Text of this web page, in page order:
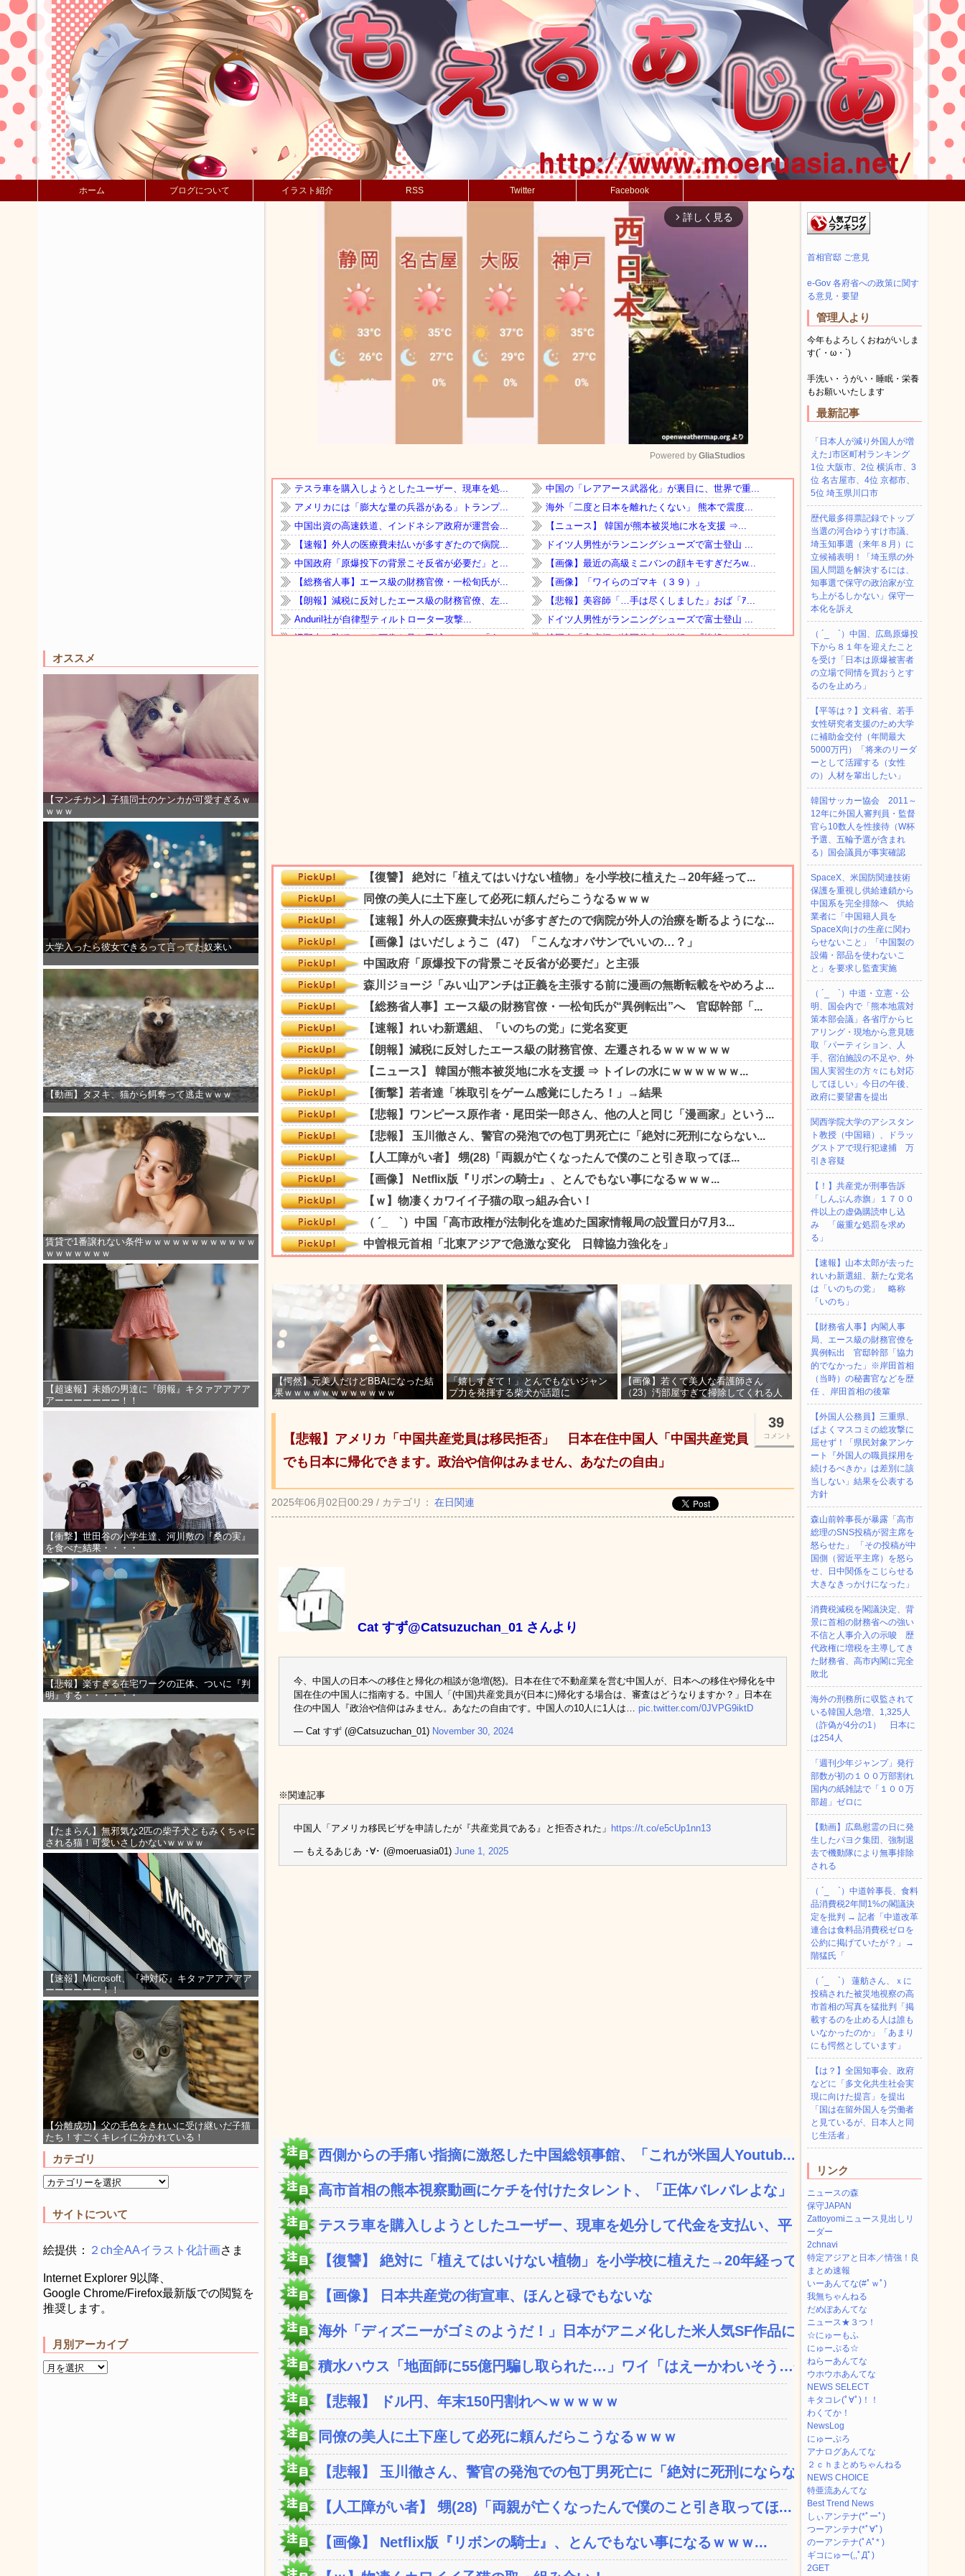
ホーム ブログについて イラスト紹介 RSS Twitter Facebook
オススメ
【マンチカン】子猫同士のケンカが可愛すぎるｗ
ｗｗｗ
大学入ったら彼女できるって言ってた奴来い
【動画】タヌキ、猫から餌奪って逃走ｗｗｗ
賃貸で1番譲れない条件ｗｗｗｗｗｗｗｗｗｗｗｗ
ｗｗｗｗｗｗｗ
【超速報】未婚の男達に『朗報』キタァアアアア
アーーーーーーー！！
【衝撃】世田谷の小学生達、河川敷の『桑の実』
を食べた結果・・・・
【悲報】楽すぎる在宅ワークの正体、ついに『判
明』する・・・・・・
【たまらん】無邪気な2匹の柴子犬ともみくちゃに
される猫！可愛いさしかないｗｗｗｗ
【速報】Microsoft、『神対応』キタァアアアアア
ーーーーーー！！
【分離成功】父の毛色をきれいに受け継いだ子猫
たち！すごくキレイに分かれている！
カテゴリ
サイトについて
絵提供： ２ch全AAイラスト化計画さま
Internet Explorer 9以降、
Google Chrome/Firefox最新版での閲覧を
推奨します。
月別アーカイブ
arrow_forward_ios 詳しく見る
Mute
Powered by GliaStudios
【愕然】元美人だけどBBAになった結
果ｗｗｗｗｗｗｗｗｗｗｗｗ
「嬉しすぎて！」とんでもないジャン
プ力を発揮する柴犬が話題に
【画像】若くて美人な看護師さん
（23）汚部屋すぎて掃除してくれる人
39
コメント
【悲報】アメリカ「中国共産党員は移民拒否」 日本在住中国人「中国共産党員
でも日本に帰化できます。政治や信仰はみません、あなたの自由」
2025年06月02日00:29 / カテゴリ： 在日関連
Cat すず@Catsuzuchan_01 さんより
今、中国人の日本への移住と帰化の相談が急増(怒)。日本在住で不動産業を営む中国人が、日本への移住や帰化を中
国在住の中国人に指南する。中国人「(中国)共産党員が(日本に)帰化する場合は、審査はどうなりますか？」日本在
住の中国人『政治や信仰はみません。あなたの自由です。中国人の10人に1人は… pic.twitter.com/0JVPG9iktD
— Cat すず (@Catsuzuchan_01) November 30, 2024
※関連記事
中国人「アメリカ移民ビザを申請したが『共産党員である』と拒否された」 https://t.co/e5cUp1nn13
— もえるあじあ ･∀･ (@moeruasia01) June 1, 2025
西側からの手痛い指摘に激怒した中国総領事館、「これが米国人Youtub...
高市首相の熊本視察動画にケチを付けたタレント、「正体バレバレよな」と黒...
テスラ車を購入しようとしたユーザー、現車を処分して代金を支払い、平日の...
【復讐】 絶対に「植えてはいけない植物」を小学校に植えた→20年経って...
【画像】 日本共産党の街宣車、ほんと碌でもないな
海外「ディズニーがゴミのようだ！」日本がアニメ化した米人気SF作品に絶...
積水ハウス「地面師に55億円騙し取られた…」ワイ「はえーかわいそう…会...
【悲報】 ドル円、年末150円割れへｗｗｗｗｗ
同僚の美人に土下座して必死に頼んだらこうなるｗｗｗ
【悲報】 玉川徹さん、警官の発泡での包丁男死亡に「絶対に死刑にならない...
【人工障がい者】 甥(28)「両親が亡くなったんで僕のこと引き取ってほ...
【画像】 Netflix版『リボンの騎士』、とんでもない事になるｗｗｗ...
首相官邸 ご意見
e-Gov 各府省への政策に関す
る意見・要望
管理人より
今年もよろしくおねがいしま
す(´・ω・`)
手洗い・うがい・睡眠・栄養
もお願いいたします
最新記事
「日本人が減り外国人が増
えた｣市区町村ランキング
1位 大阪市、2位 横浜市、3
位 名古屋市、4位 京都市、
5位 埼玉県川口市
歴代最多得票記録でトップ
当選の河合ゆうすけ市議、
埼玉知事選（来年８月）に
立候補表明！「埼玉県の外
国人問題を解決するには、
知事選で保守の政治家が立
ち上がるしかない」保守一
本化を訴え
（ ´_ゝ`）中国、広島原爆投
下から８１年を迎えたこと
を受け「日本は原爆被害者
の立場で同情を買おうとす
るのを止めろ」
【平等は？】文科省、若手
女性研究者支援のため大学
に補助金交付（年間最大
5000万円）「将来のリーダ
ーとして活躍する（女性
の）人材を輩出したい」
韓国サッカー協会 2011～
12年に外国人審判員・監督
官ら10数人を性接待（W杯
予選、五輪予選が含まれ
る）国会議員が事実確認
SpaceX、米国防関連技術
保護を重視し供給連鎖から
中国系を完全排除へ 供給
業者に「中国籍人員を
SpaceX向けの生産に関わ
らせないこと」「中国製の
設備・部品を使わないこ
と」を要求し監査実施
（ ´_ゝ`）中道・立憲・公
明、国会内で「熊本地震対
策本部会議」各省庁からヒ
アリング・現地から意見聴
取「パーティション、人
手、宿泊施設の不足や、外
国人実習生の方々にも対応
してほしい」今日の午後、
政府に要望書を提出
関西学院大学のアシスタン
ト教授（中国籍）、ドラッ
グストアで現行犯逮捕 万
引き容疑
【！】共産党が刑事告訴
「しんぶん赤旗」１７００
件以上の虚偽購読申し込
み 「厳重な処罰を求め
る」
【速報】山本太郎が去った
れいわ新選組、新たな党名
は「いのちの党」 略称
「いのち」
【財務省人事】内閣人事
局、エース級の財務官僚を
異例転出 官邸幹部「協力
的でなかった」※岸田首相
（当時）の秘書官などを歴
任 、岸田首相の後輩
【外国人公務員】三重県、
ぱよくマスコミの総攻撃に
屈せず！「県民対象アンケ
ート『外国人の職員採用を
続けるべきか』は差別に該
当しない」結果を公表する
方針
森山前幹事長が暴露「高市
総理のSNS投稿が習主席を
怒らせた」 「その投稿が中
国側（習近平主席）を怒ら
せ、日中関係をこじらせる
大きなきっかけになった」
消費税減税を閣議決定、背
景に首相の財務省への強い
不信と人事介入の示唆 歴
代政権に増税を主導してき
た財務省、高市内閣に完全
敗北
海外の刑務所に収監されて
いる韓国人急増、1,325人
（詐偽が4分の1） 日本に
は254人
「週刊少年ジャンプ」発行
部数が初の１００万部割れ
国内の紙雑誌で「１００万
部超」ゼロに
【動画】広島慰霊の日に発
生したパヨク集団、強制退
去で機動隊により無事排除
される
（ ´_ゝ`）中道幹事長、食料
品消費税2年間1%の閣議決
定を批判 → 記者「中道改革
連合は食料品消費税ゼロを
公約に掲げていたが？」→
階猛氏「
（ ´_ゝ`） 蓮舫さん、ｘに
投稿された被災地視察の高
市首相の写真を猛批判「掲
載するのを止める人は誰も
いなかったのか」「あまり
にも愕然としています」
【は？】全国知事会、政府
などに「多文化共生社会実
現に向けた提言」を提出
「国は在留外国人を労働者
と見ているが、日本人と同
じ生活者」
リンク
ニュースの森
保守JAPAN
Zattoyomiニュース見出しリ
ーダー
2chnavi
特定アジアと日本／情強！良
まとめ速報
いーあんてな(#ﾟｗﾟ)
我無ちゃんねる
だめぽあんてな
ニュース★３つ！
☆にゅーもふ
にゅーぷる☆
ねらーあんてな
ウホウホあんてな
NEWS SELECT
キタコレ(ﾟ∀ﾟ)！！
わくてか！
NewsLog
にゅーぷろ
アナログあんてな
２ｃｈまとめちゃんねる
NEWS CHOICE
特亜流あんてな
Best Trend News
しぃアンテナ(*ﾟーﾟ)
つーアンテナ(*ﾟ∀ﾟ)
のーアンテナ(ﾟAﾟ* )
ギコにゅー(,,ﾟДﾟ)
2GET